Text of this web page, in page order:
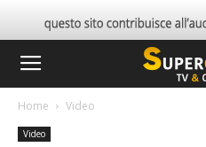
Home Video
Video